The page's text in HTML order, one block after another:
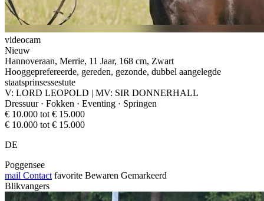
videocam
Nieuw
Hannoveraan, Merrie, 11 Jaar, 168 cm, Zwart
Hooggeprefereerde, gereden, gezonde, dubbel aangelegde
staatsprinsessestute
V: LORD LEOPOLD | MV: SIR DONNERHALL
Dressuur · Fokken · Eventing · Springen
€ 10.000 tot € 15.000
€ 10.000 tot € 15.000
DE
Poggensee
mail Contact favorite Bewaren Gemarkeerd
Blikvangers